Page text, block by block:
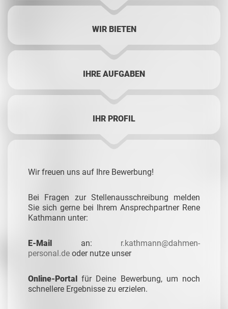
WIR BIETEN
IHRE AUFGABEN
IHR PROFIL
Wir freuen uns auf Ihre Bewerbung!
Bei Fragen zur Stellenausschreibung melden
Sie sich gerne bei Ihrem Ansprechpartner Rene
Kathmann unter:
E-Mail an: r.kathmann@dahmen-
personal.de oder nutze unser
Online-Portal für Deine Bewerbung, um noch
schnellere Ergebnisse zu erzielen.